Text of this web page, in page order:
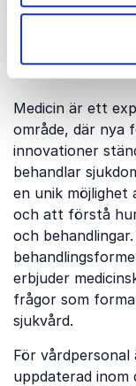
Därför
Medicin är ett
område, där nya
innovationer
behandlar
en unik möjlighet
och att förstå
och
erbjuder
frågor som
sjukvård.
För
uppdaterad inom